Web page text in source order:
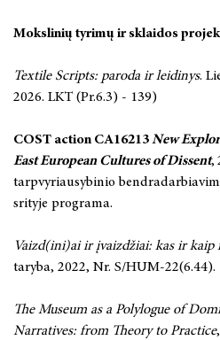
Mokslinių tyrimų ir sklaidos
Textile Scripts: paroda ir leidinys.
2026. LKT (Pr.6.3) - 139)
COST action CA16213New
East European Cultures of Dissent,
tarpvyriausybinio
srityje programa.
Vaizd(ini)ai ir įvaizdžiai: kas ir kaip
taryba, 2022, Nr. S/HUM-22(6.44).
The Museum as a Polylogue of
Narratives: from Theory to Practice